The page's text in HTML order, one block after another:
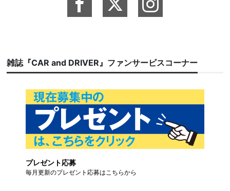
雑誌『CAR and DRIVER』ファンサービスコーナー
プレゼント応募
毎月更新のプレゼント応募はこちらから